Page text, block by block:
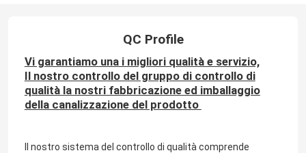
QC Profile
Vi garantiamo una i migliori qualità e servizio,
Il nostro controllo del gruppo di controllo di
qualità la nostri fabbricazione ed imballaggio
della canalizzazione del prodotto
Il nostro sistema del controllo di qualità comprende